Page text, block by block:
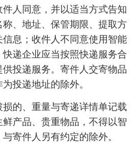
人同意，并以适当方式告知
、地址、保管期限、提取方
息；收件人不同意使用智能
递企业应当按照快递服务合
投递服务。寄件人交寄物品
投递地址的除外。
的、重量与寄递详情单记载
产品、贵重物品，不得以智
寄件人另有约定的除外。